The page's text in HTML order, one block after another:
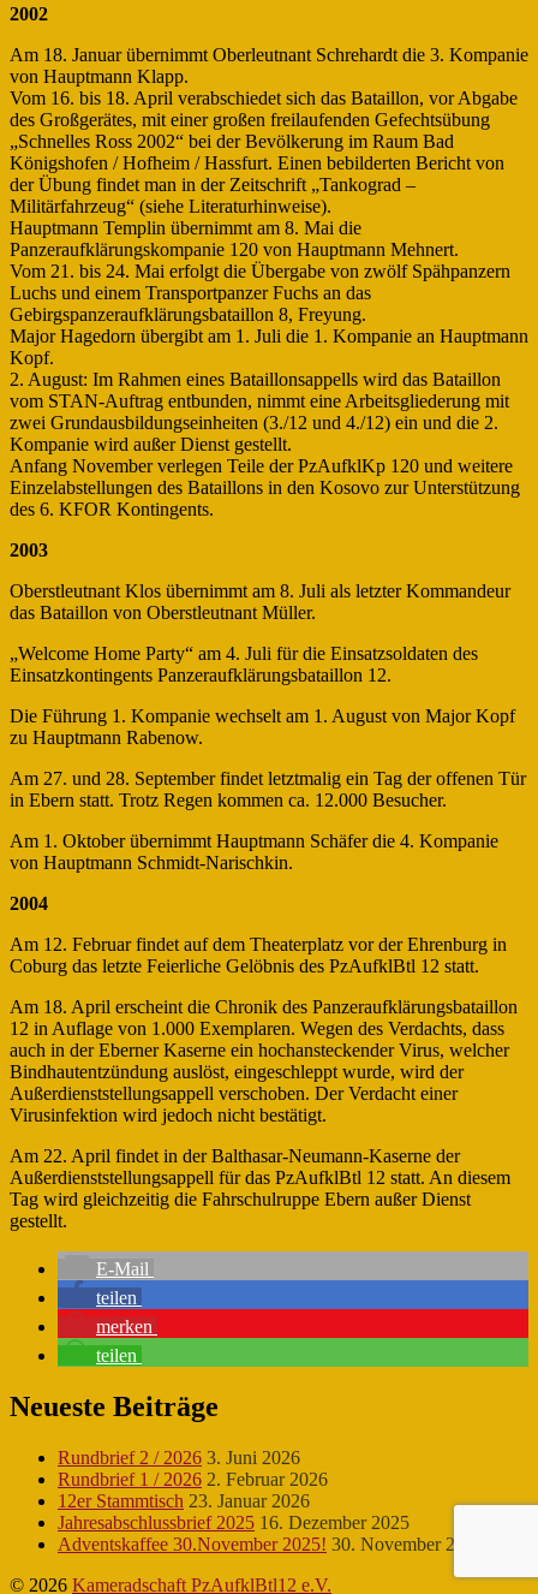
2002
Am 18. Januar übernimmt Oberleutnant Schrehardt die 3. Kompanie
von Hauptmann Klapp.
Vom 16. bis 18. April verabschiedet sich das Bataillon, vor Abgabe
des Großgerätes, mit einer großen freilaufenden Gefechtsübung
„Schnelles Ross 2002“ bei der Bevölkerung im Raum Bad
Königshofen / Hofheim / Hassfurt. Einen bebilderten Bericht von
der Übung findet man in der Zeitschrift „Tankograd –
Militärfahrzeug“ (siehe Literaturhinweise).
Hauptmann Templin übernimmt am 8. Mai die
Panzeraufklärungskompanie 120 von Hauptmann Mehnert.
Vom 21. bis 24. Mai erfolgt die Übergabe von zwölf Spähpanzern
Luchs und einem Transportpanzer Fuchs an das
Gebirgspanzeraufklärungsbataillon 8, Freyung.
Major Hagedorn übergibt am 1. Juli die 1. Kompanie an Hauptmann
Kopf.
2. August: Im Rahmen eines Bataillonsappells wird das Bataillon
vom STAN-Auftrag entbunden, nimmt eine Arbeitsgliederung mit
zwei Grundausbildungseinheiten (3./12 und 4./12) ein und die 2.
Kompanie wird außer Dienst gestellt.
Anfang November verlegen Teile der PzAufklKp 120 und weitere
Einzelabstellungen des Bataillons in den Kosovo zur Unterstützung
des 6. KFOR Kontingents.
2003
Oberstleutnant Klos übernimmt am 8. Juli als letzter Kommandeur
das Bataillon von Oberstleutnant Müller.
„Welcome Home Party“ am 4. Juli für die Einsatzsoldaten des
Einsatzkontingents Panzeraufklärungsbataillon 12.
Die Führung 1. Kompanie wechselt am 1. August von Major Kopf
zu Hauptmann Rabenow.
Am 27. und 28. September findet letztmalig ein Tag der offenen Tür
in Ebern statt. Trotz Regen kommen ca. 12.000 Besucher.
Am 1. Oktober übernimmt Hauptmann Schäfer die 4. Kompanie
von Hauptmann Schmidt-Narischkin.
2004
Am 12. Februar findet auf dem Theaterplatz vor der Ehrenburg in
Coburg das letzte Feierliche Gelöbnis des PzAufklBtl 12 statt.
Am 18. April erscheint die Chronik des Panzeraufklärungsbataillon
12 in Auflage von 1.000 Exemplaren. Wegen des Verdachts, dass
auch in der Eberner Kaserne ein hochansteckender Virus, welcher
Bindhautentzündung auslöst, eingeschleppt wurde, wird der
Außerdienststellungsappell verschoben. Der Verdacht einer
Virusinfektion wird jedoch nicht bestätigt.
Am 22. April findet in der Balthasar-Neumann-Kaserne der
Außerdienststellungsappell für das PzAufklBtl 12 statt. An diesem
Tag wird gleichzeitig die Fahrschulruppe Ebern außer Dienst
gestellt.
E-Mail
teilen
merken
teilen
Neueste Beiträge
Rundbrief 2 / 2026 3. Juni 2026
Rundbrief 1 / 2026 2. Februar 2026
12er Stammtisch 23. Januar 2026
Jahresabschlussbrief 2025 16. Dezember 2025
Adventskaffee 30.November 2025! 30. November 2025
© 2026 Kameradschaft PzAufklBtl12 e.V.